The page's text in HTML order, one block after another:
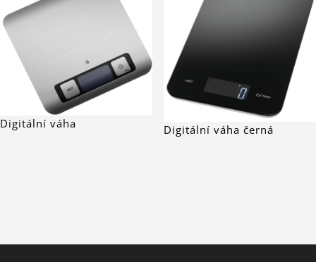
Digitální váha Digitální váha černá